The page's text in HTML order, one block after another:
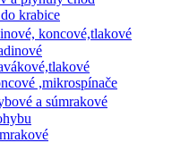
krabice
koncové,tlakové
,mikrospínače
a súmrakové